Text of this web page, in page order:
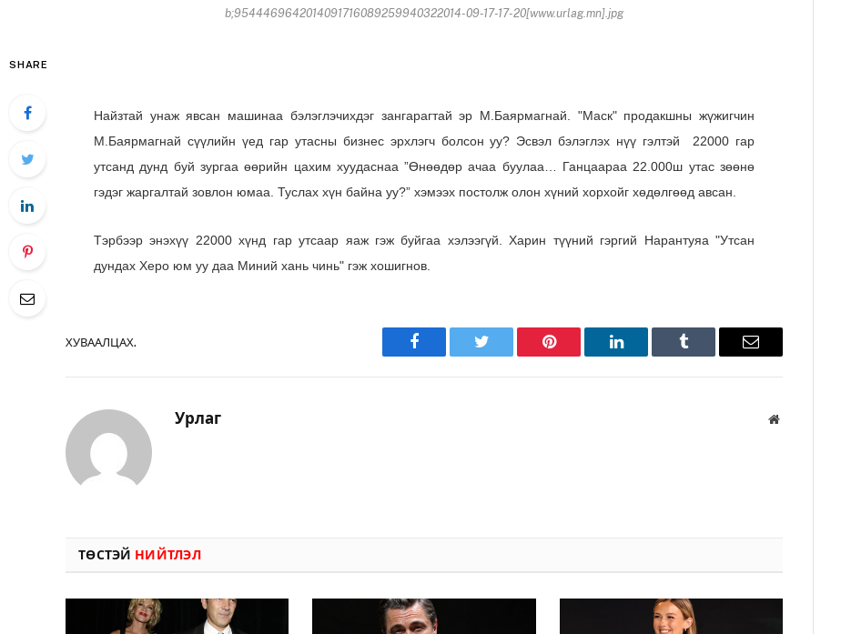
b;9544469642014091716089259940322014-09-17-17-20[www.urlag.mn].jpg
SHARE
Найзтай унаж явсан машинаа бэлэглэчихдэг зангарагтай эр М.Баярмагнай. "Маск" продакшны жүжигчин
М.Баярмагнай сүүлийн үед гар утасны бизнес эрхлэгч болсон уу? Эсвэл бэлэглэх нүү гэлтэй 22000 гар
утсанд дунд буй зургаа өөрийн цахим хуудаснаа ”Өнөөдөр ачаа буулаа… Ганцаараа 22.000ш утас зөөнө
гэдэг жаргалтай зовлон юмаа. Туслах хүн байна уу?” хэмээх постолж олон хүний хорхойг хөдөлгөөд авсан.
Тэрбээр энэхүү 22000 хүнд гар утсаар яаж гэж буйгаа хэлээгүй. Харин түүний гэргий Нарантуяа "Утсан
дундах Херо юм уу даа Миний хань чинь" гэж хошигнов.
ХУВААЛЦАХ.
Facebook Twitter Pinterest LinkedIn Tumblr Имэйл
Урлаг Вэбсайт
ТӨСТЭЙ НИЙТЛЭЛ